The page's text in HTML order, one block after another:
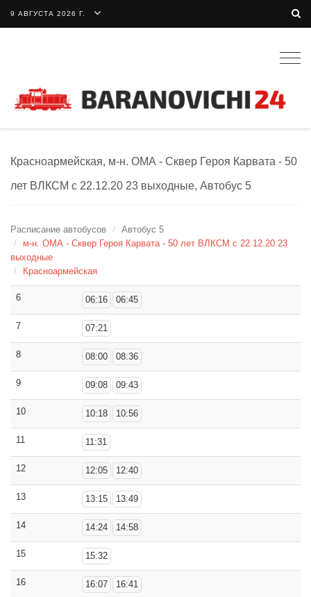
9 АВГУСТА 2026 Г.
Красноармейская, м-н. ОМА - Сквер Героя Карвата - 50
лет ВЛКСМ с 22.12.20 23 выходные, Автобус 5
Расписание автобусов
Автобус 5
м-н. ОМА - Сквер Героя Карвата - 50 лет ВЛКСМ с 22.12.20 23
выходные
Красноармейская
6 06:16 06:45
7 07:21
8 08:00 08:36
9 09:08 09:43
10 10:18 10:56
11 11:31
12 12:05 12:40
13 13:15 13:49
14 14:24 14:58
15 15:32
16 16:07 16:41